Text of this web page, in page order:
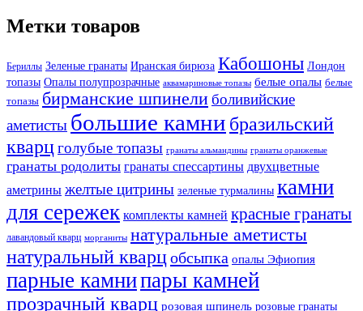
Метки товаров
Бериллы Зеленые гранаты Иранская бирюза Кабошоны Лондон
топазы Опалы полупрозрачные аквамариновые топазы белые опалы белые
топазы бирманские шпинелиболивийские
аметисты большие камни бразильский
кварцголубые топазы гранаты альмандины гранаты оранжевые
гранаты родолиты гранаты спессартины двухцветные
аметрины желтые цитрины зеленые турмалины камни
для сережек комплекты камней красные гранаты
лавандовый кварц морганиты натуральные аметисты
натуральный кварцобсыпка опалы Эфиопия
парные камнипары камней
прозрачный кварц розовая шпинель розовые гранаты